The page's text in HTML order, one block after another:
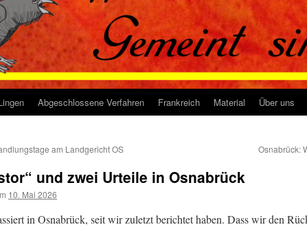
Abgeschlossene Verfahren Frankreich Material Über uns
am Landgericht OS Osnabrück:
und zwei Urteile in Osnabrück
10. Mai 2026
in Osnabrück, seit wir zuletzt berichtet haben. Dass wir den